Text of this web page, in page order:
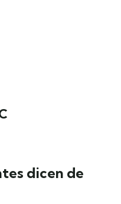
dicen de